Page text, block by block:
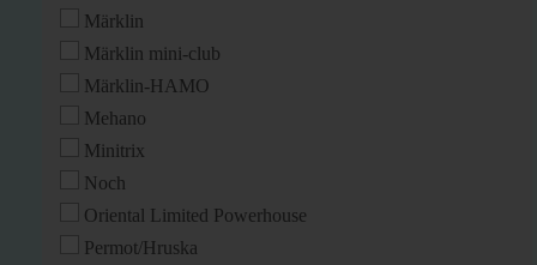
Märklin
Märklin mini-club
Märklin-HAMO
Mehano
Minitrix
Noch
Oriental Limited Powerhouse
Permot/Hruska